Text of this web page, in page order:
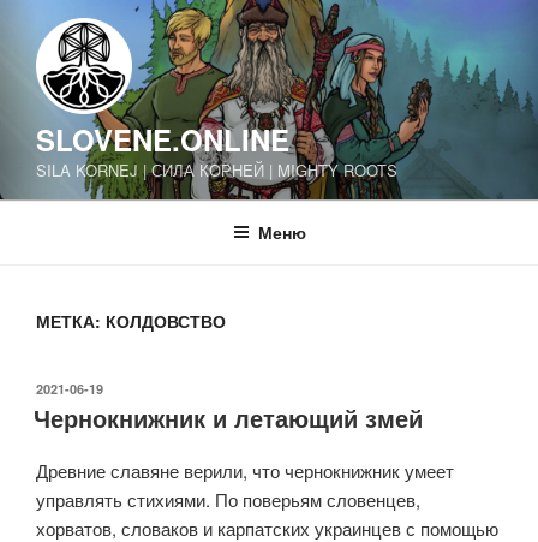
содержимому
SLOVENE.ONLINE
SILA KORNEJ | СИЛА КОРНЕЙ | MIGHTY ROOTS
Меню
МЕТКА: КОЛДОВСТВО
ОПУБЛИКОВАНО
2021-06-19
Чернокнижник и летающий змей
Древние славяне верили, что чернокнижник умеет
управлять стихиями. По поверьям словенцев,
хорватов, словаков и карпатских украинцев с помощью